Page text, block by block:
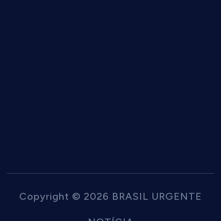
Copyright © 2026 BRASIL URGENTE